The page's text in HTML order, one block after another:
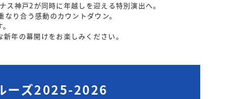
神戸2が同時に年越しを迎える特別演出へ。
り合う感動のカウントダウン。
年の幕開けをお楽しみください。
ーズ2025-2026